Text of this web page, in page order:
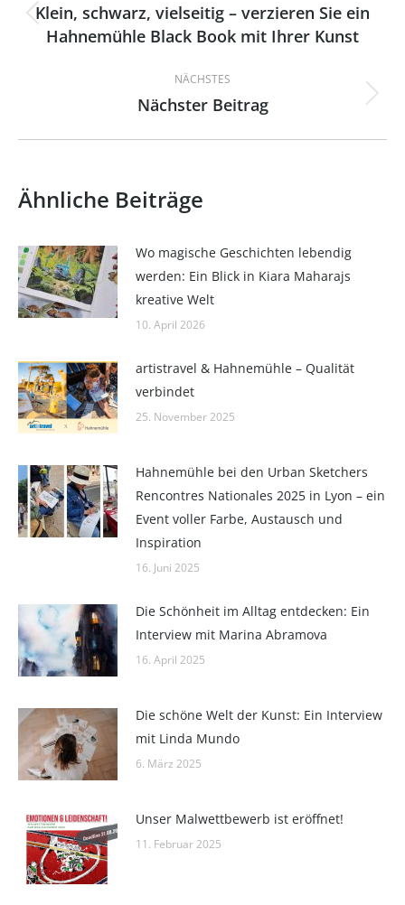
Vorheriger
Beitrag:
Klein, schwarz, vielseitig – verzieren Sie ein
Hahnemühle Black Book mit Ihrer Kunst
NÄCHSTES
Nächster
Nächster Beitrag
Ähnliche Beiträge
Wo magische Geschichten lebendig
werden: Ein Blick in Kiara Maharajs
kreative Welt
10. April 2026
artistravel & Hahnemühle – Qualität
verbindet
25. November 2025
Hahnemühle bei den Urban Sketchers
Rencontres Nationales 2025 in Lyon – ein
Event voller Farbe, Austausch und
Inspiration
16. Juni 2025
Die Schönheit im Alltag entdecken: Ein
Interview mit Marina Abramova
16. April 2025
Die schöne Welt der Kunst: Ein Interview
mit Linda Mundo
6. März 2025
Unser Malwettbewerb ist eröffnet!
11. Februar 2025